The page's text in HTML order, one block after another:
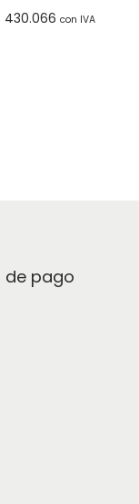
430.066 con IVA
de pago